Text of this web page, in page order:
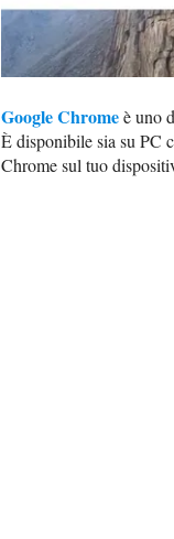
Google Chromeè uno
È disponibile sia su PC
Chrome sul tuo